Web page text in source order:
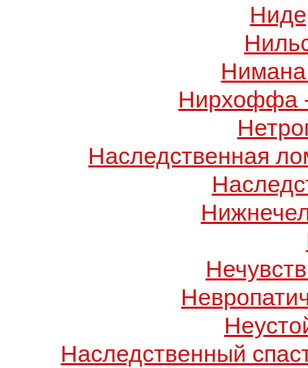
Нимана
Нирхоффа
Наследственная
Наследственный